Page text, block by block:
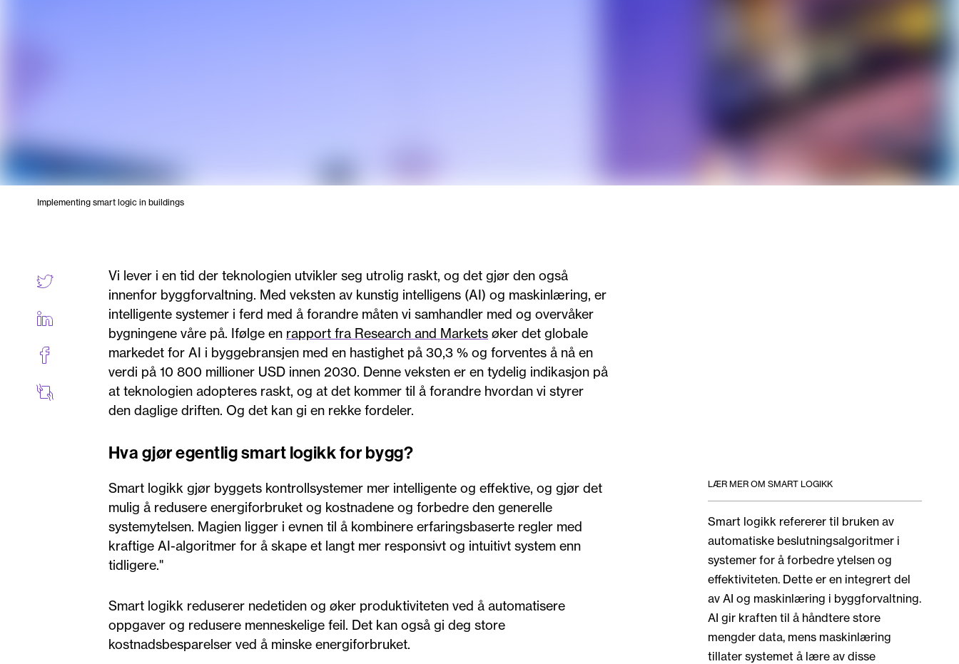
Implementing smart logic in buildings
Vi lever i en tid der teknologien utvikler seg utrolig raskt, og det gjør den også
innenfor byggforvaltning. Med veksten av kunstig intelligens (AI) og maskinlæring, er
intelligente systemer i ferd med å forandre måten vi samhandler med og overvåker
bygningene våre på. Ifølge en rapport fra Research and Markets øker det globale
markedet for AI i byggebransjen med en hastighet på 30,3 % og forventes å nå en
verdi på 10 800 millioner USD innen 2030. Denne veksten er en tydelig indikasjon på
at teknologien adopteres raskt, og at det kommer til å forandre hvordan vi styrer
den daglige driften. Og det kan gi en rekke fordeler.
Hva gjør egentlig smart logikk for bygg?
LÆR MER OM SMART LOGIKK
Smart logikk refererer til bruken av
automatiske beslutningsalgoritmer i
systemer for å forbedre ytelsen og
effektiviteten. Dette er en integrert del
av AI og maskinlæring i byggforvaltning.
AI gir kraften til å håndtere store
mengder data, mens maskinlæring
tillater systemet å lære av disse
Smart logikk gjør byggets kontrollsystemer mer intelligente og effektive, og gjør det
mulig å redusere energiforbruket og kostnadene og forbedre den generelle
systemytelsen. Magien ligger i evnen til å kombinere erfaringsbaserte regler med
kraftige AI-algoritmer for å skape et langt mer responsivt og intuitivt system enn
tidligere."
Smart logikk reduserer nedetiden og øker produktiviteten ved å automatisere
oppgaver og redusere menneskelige feil. Det kan også gi deg store
kostnadsbesparelser ved å minske energiforbruket.